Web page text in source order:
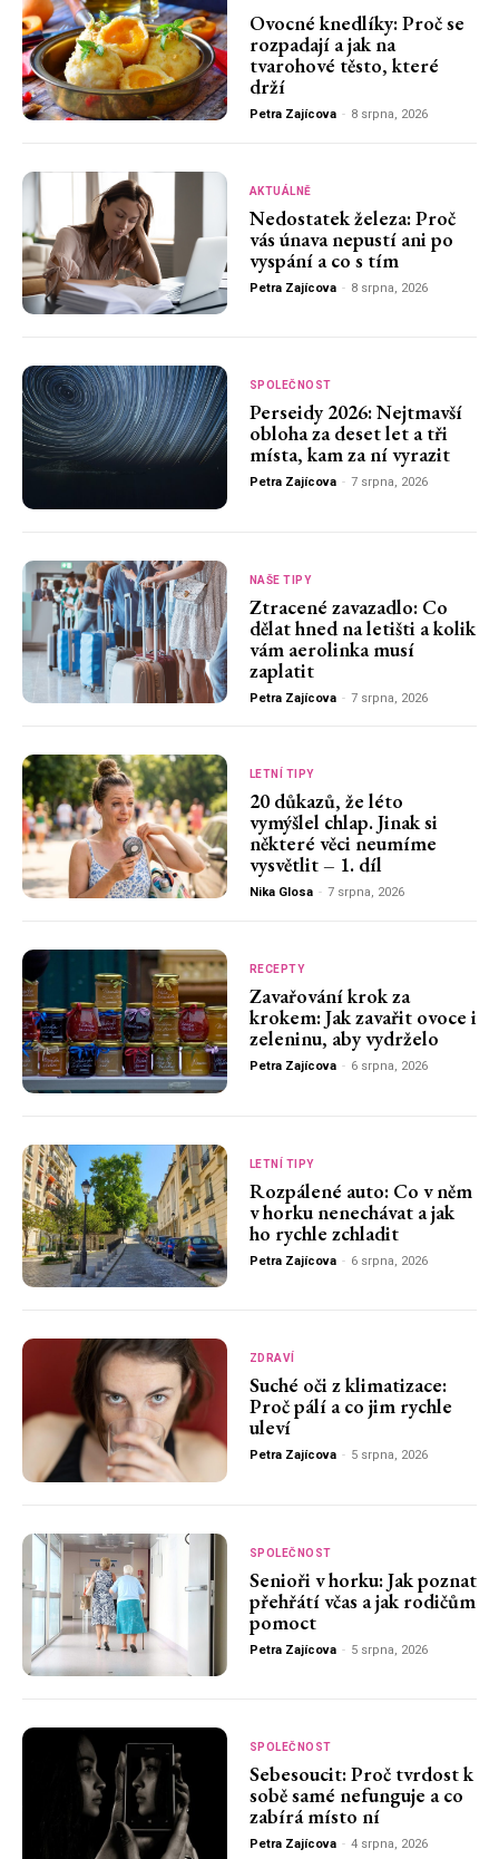
Ovocné knedlíky: Proč se
rozpadají a jak na
tvarohové těsto, které
drží
Petra Zajícova - 8 srpna, 2026
AKTUÁLNĚ
Nedostatek železa: Proč
vás únava nepustí ani po
vyspání a co s tím
Petra Zajícova - 8 srpna, 2026
SPOLEČNOST
Perseidy 2026: Nejtmavší
obloha za deset let a tři
místa, kam za ní vyrazit
Petra Zajícova - 7 srpna, 2026
NAŠE TIPY
Ztracené zavazadlo: Co
dělat hned na letišti a kolik
vám aerolinka musí
zaplatit
Petra Zajícova - 7 srpna, 2026
LETNÍ TIPY
20 důkazů, že léto
vymýšlel chlap. Jinak si
některé věci neumíme
vysvětlit – 1. díl
Nika Glosa - 7 srpna, 2026
RECEPTY
Zavařování krok za
krokem: Jak zavařit ovoce i
zeleninu, aby vydrželo
Petra Zajícova - 6 srpna, 2026
LETNÍ TIPY
Rozpálené auto: Co v něm
v horku nenechávat a jak
ho rychle zchladit
Petra Zajícova - 6 srpna, 2026
ZDRAVÍ
Suché oči z klimatizace:
Proč pálí a co jim rychle
uleví
Petra Zajícova - 5 srpna, 2026
SPOLEČNOST
Senioři v horku: Jak poznat
přehřátí včas a jak rodičům
pomoct
Petra Zajícova - 5 srpna, 2026
SPOLEČNOST
Sebesoucit: Proč tvrdost k
sobě samé nefunguje a co
zabírá místo ní
Petra Zajícova - 4 srpna, 2026